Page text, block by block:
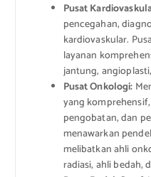
Pusat
pencegahan,
kardiovaskular.
layanan
jantung,
Pusat Onkologi:
yang
pengobatan, dan
menawarkan
melibatkan ahli
radiasi, ahli bedah,